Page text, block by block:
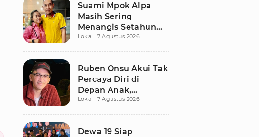
Suami Mpok Alpa
Masih Sering
Menangis Setahun
Setelah Kepergian
Lokal 7 Agustus 2026
Ruben Onsu Akui Tak
Percaya Diri di
Depan Anak,
Singgung Polemik
Lokal 7 Agustus 2026
Dewa 19 Siap